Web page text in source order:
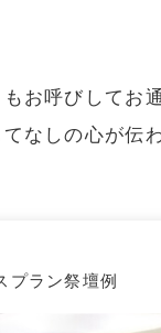
事
よく
お呼びしてお
なしの心が伝
プラン祭壇例